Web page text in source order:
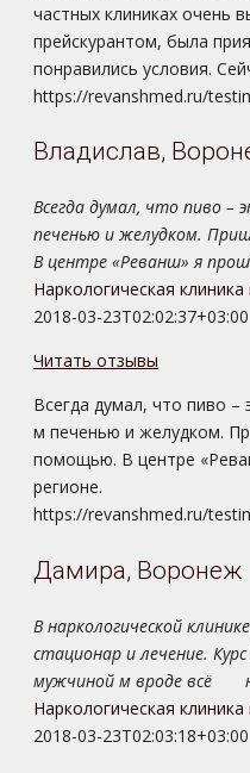
частных клиниках очень
прейскурантом, была
понравились условия.
https://revanshmed.ru/
Владислав,
Всегда думал, что пиво –
печенью и желудком.
В центре «Реванш» я
Наркологическая
2018-03-23T02:02:37+03:00
Читать отзывы
Всегда думал, что пиво
м печенью и желудком.
помощью. В центре
регионе.
https://revanshmed.ru/
Дамира, Воронеж
В наркологической
стационар и лечение.
мужчиной м вроде всё
Наркологическая
2018-03-23T02:03:18+03:00